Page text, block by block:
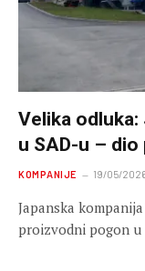
Velika
u SAD-u –
KOMPANIJE 19/05/
Japanska
proizvodni pogon